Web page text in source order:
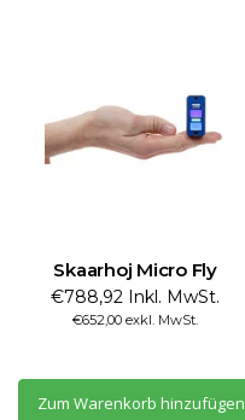
Skaarhoj Micro Fly
€788,92 Inkl. MwSt.
€652,00 exkl. MwSt.
Zum Warenkorb hinzufügen